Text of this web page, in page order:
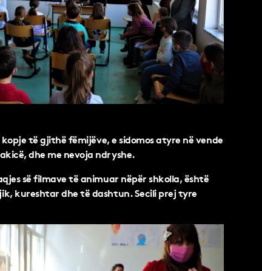
të gjithë fëmijëve, e sidomos atyre në vende
dhe me nevoja ndryshe.
së filmave të animuar nëpër shkolla, është
kureshtar dhe të dashtun. Secili prej tyre